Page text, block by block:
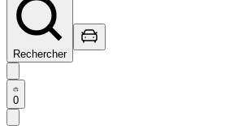
Rechercher
0